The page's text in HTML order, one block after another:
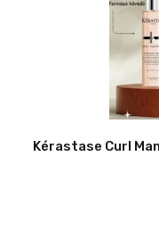
Kérastase Curl